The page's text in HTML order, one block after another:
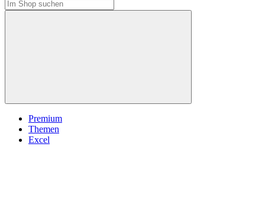
Premium
Themen
Excel